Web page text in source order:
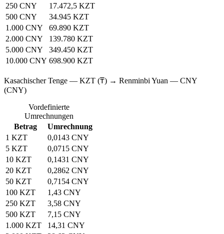
250 CNY
17.472,5 KZT
500 CNY
34.945 KZT
1.000 CNY
69.890 KZT
2.000 CNY
139.780 KZT
5.000 CNY
349.450 KZT
10.000 CNY 698.900 KZT
Kasachischer Tenge — KZT (₸) → Renminbi Yuan — CNY
(CNY)
Vordefinierte
Umrechnungen
Betrag
Umrechnung
1 KZT
0,0143 CNY
5 KZT
0,0715 CNY
10 KZT
0,1431 CNY
20 KZT
0,2862 CNY
50 KZT
0,7154 CNY
100 KZT
1,43 CNY
250 KZT
3,58 CNY
500 KZT
7,15 CNY
1.000 KZT
14,31 CNY